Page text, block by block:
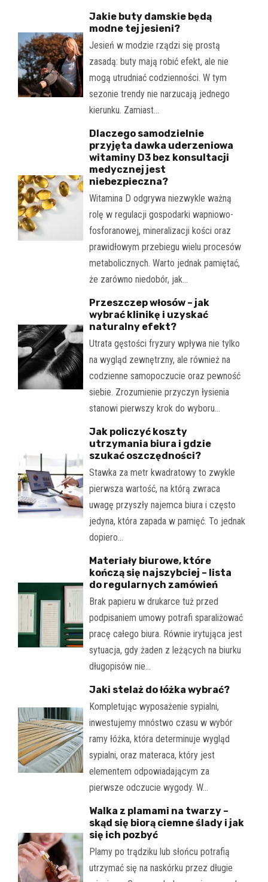
Jakie buty damskie będą
modne tej jesieni?
Jesień w modzie rządzi się prostą
zasadą: buty mają robić efekt, ale nie
mogą utrudniać codzienności. W tym
sezonie trendy nie narzucają jednego
kierunku. Zamiast…
Dlaczego samodzielnie
przyjęta dawka uderzeniowa
witaminy D3 bez konsultacji
medycznej jest
niebezpieczna?
Witamina D odgrywa niezwykle ważną
rolę w regulacji gospodarki wapniowo-
fosforanowej, mineralizacji kości oraz
prawidłowym przebiegu wielu procesów
metabolicznych. Warto jednak pamiętać,
że zarówno niedobór, jak…
Przeszczep włosów – jak
wybrać klinikę i uzyskać
naturalny efekt?
Utrata gęstości fryzury wpływa nie tylko
na wygląd zewnętrzny, ale również na
codzienne samopoczucie oraz pewność
siebie. Zrozumienie przyczyn łysienia
stanowi pierwszy krok do wyboru…
Jak policzyć koszty
utrzymania biura i gdzie
szukać oszczędności?
Stawka za metr kwadratowy to zwykle
pierwsza wartość, na którą zwraca
uwagę przyszły najemca biura i często
jedyna, która zapada w pamięć. To jednak
dopiero…
Materiały biurowe, które
kończą się najszybciej – lista
do regularnych zamówień
Brak papieru w drukarce tuż przed
podpisaniem umowy potrafi sparaliżować
pracę całego biura. Równie irytująca jest
sytuacja, gdy żaden z leżących na biurku
długopisów nie…
Jaki stelaż do łóżka wybrać?
Kompletując wyposażenie sypialni,
inwestujemy mnóstwo czasu w wybór
ramy łóżka, która determinuje wygląd
sypialni, oraz materaca, który jest
elementem odpowiadającym za
pierwsze odczucie wygody. W…
Walka z plamami na twarzy –
skąd się biorą ciemne ślady i jak
się ich pozbyć
Plamy po trądziku lub słońcu potrafią
utrzymać się na naskórku przez długie